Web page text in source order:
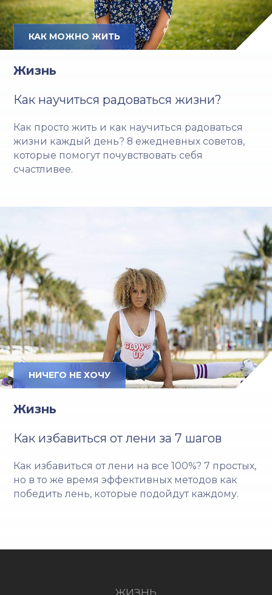
КАК МОЖНО ЖИТЬ
Жизнь
Как научиться радоваться жизни?
Как просто жить и как научиться радоваться
жизни каждый день? 8 ежедневных советов,
которые помогут почувствовать себя
счастливее.
НИЧЕГО НЕ ХОЧУ
Жизнь
Как избавиться от лени за 7 шагов
Как избавиться от лени на все 100%? 7 простых,
но в то же время эффективных методов как
победить лень, которые подойдут каждому.
ЖИЗНЬ